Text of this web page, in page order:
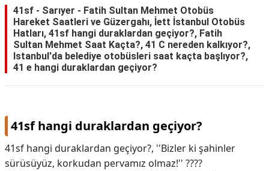
41sf - Sarıyer - Fatih Sultan Mehmet Otobüs
Hareket Saatleri ve Güzergahı, İett İstanbul Otobüs
Hatları, 41sf hangi duraklardan geçiyor?, Fatih
Sultan Mehmet Saat Kaçta?, 41 C nereden kalkıyor?,
Istanbul'da belediye otobüsleri saat kaçta başlıyor?,
41 e hangi duraklardan geçiyor?
41sf hangi duraklardan geçiyor?
41sf hangi duraklardan geçiyor?, ''Bizler ki şahinler
sürüsüyüz, korkudan pervamız olmaz!'' ????